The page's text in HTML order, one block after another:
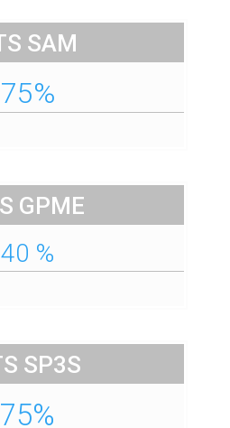
SAM
75%
GPME
40 %
SP3S
75%